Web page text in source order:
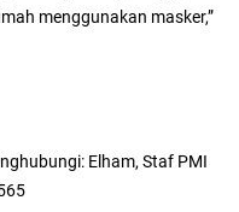
menggunakan masker,”
Elham, Staf PMI